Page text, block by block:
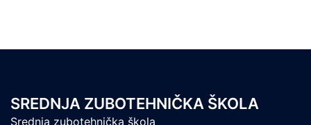
SREDNJA ZUBOTEHNIČKA ŠKOLA
Srednja zubotehnička škola